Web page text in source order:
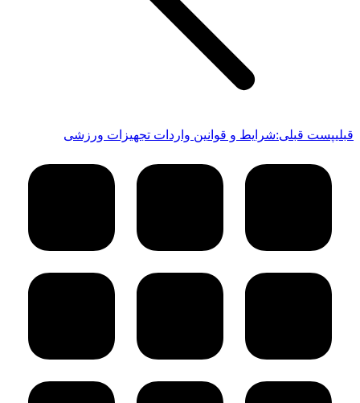
قبلیپست قبلی:شرایط و قوانین واردات تجهیزات ورزشی